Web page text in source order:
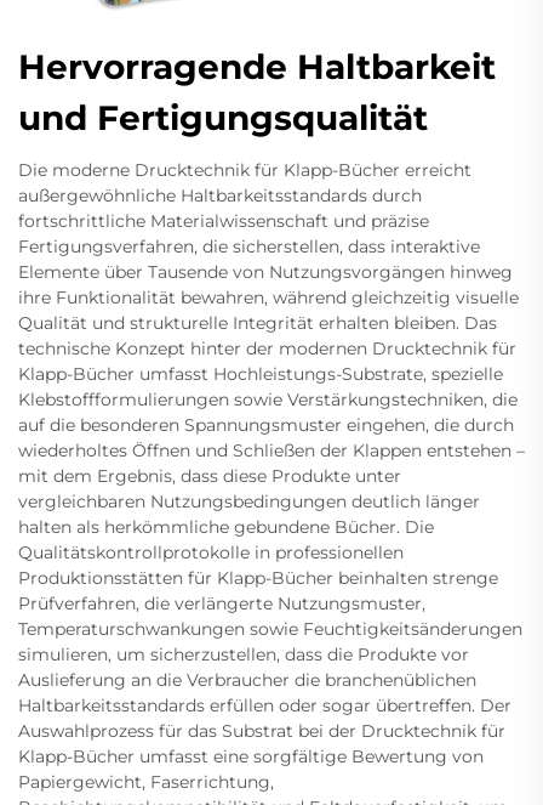
Hervorragende Haltbarkeit
und Fertigungsqualität
Die moderne Drucktechnik für Klapp-Bücher erreicht
außergewöhnliche Haltbarkeitsstandards durch
fortschrittliche Materialwissenschaft und präzise
Fertigungsverfahren, die sicherstellen, dass interaktive
Elemente über Tausende von Nutzungsvorgängen hinweg
ihre Funktionalität bewahren, während gleichzeitig visuelle
Qualität und strukturelle Integrität erhalten bleiben. Das
technische Konzept hinter der modernen Drucktechnik für
Klapp-Bücher umfasst Hochleistungs-Substrate, spezielle
Klebstoffformulierungen sowie Verstärkungstechniken, die
auf die besonderen Spannungsmuster eingehen, die durch
wiederholtes Öffnen und Schließen der Klappen entstehen –
mit dem Ergebnis, dass diese Produkte unter
vergleichbaren Nutzungsbedingungen deutlich länger
halten als herkömmliche gebundene Bücher. Die
Qualitätskontrollprotokolle in professionellen
Produktionsstätten für Klapp-Bücher beinhalten strenge
Prüfverfahren, die verlängerte Nutzungsmuster,
Temperaturschwankungen sowie Feuchtigkeitsänderungen
simulieren, um sicherzustellen, dass die Produkte vor
Auslieferung an die Verbraucher die branchenüblichen
Haltbarkeitsstandards erfüllen oder sogar übertreffen. Der
Auswahlprozess für das Substrat bei der Drucktechnik für
Klapp-Bücher umfasst eine sorgfältige Bewertung von
Papiergewicht, Faserrichtung,